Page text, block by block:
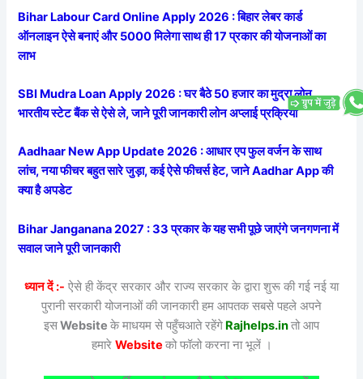
Bihar Labour Card Online Apply 2026 : बिहार लेबर कार्ड
ऑनलाइन ऐसे बनाएं और 5000 मिलेगा साथ ही 17 प्रकार की योजनाओं का
लाभ
SBI Mudra Loan Apply 2026 : घर बैठे 50 हजार का मुद्रा लोन
भारतीय स्टेट बैंक से ऐसे ले, जाने पूरी जानकारी लोन अप्लाई प्रक्रिया
Aadhaar New App Update 2026 : आधार एप फुल वर्जन के साथ
लांच, नया फीचर बहुत सारे जुड़ा, कई ऐसे फीचर्स हेट, जाने Aadhar App की
क्या है अपडेट
Bihar Janganana 2027 : 33 प्रकार के यह सभी पूछे जाएंगे जनगणना में
सवाल जाने पूरी जानकारी
ध्यान दें :- ऐसे ही केंद्र सरकार और राज्य सरकार के द्वारा शुरू की गई नई या
पुरानी सरकारी योजनाओं की जानकारी हम आपतक सबसे पहले अपने
इसWebsite के माधयम से पहुँचआते रहेंगे Rajhelps.inतो आप
हमारे Website को फॉलो करना ना भूलें ।